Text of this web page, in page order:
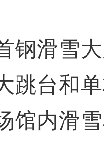
滑雪大
跳台和
馆内滑